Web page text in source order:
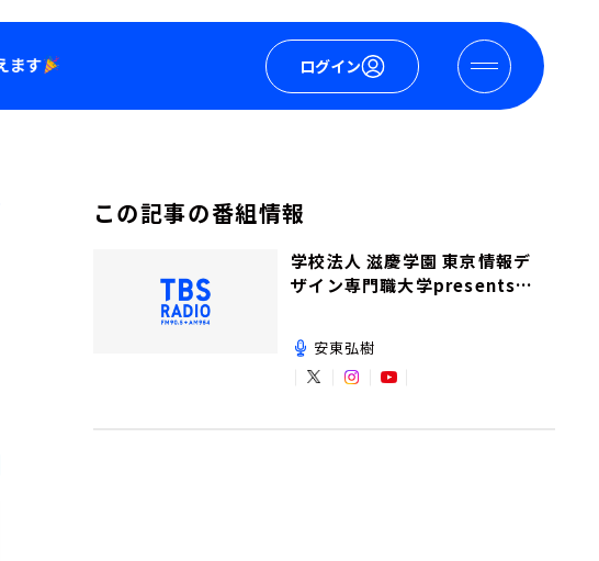
ログイン
この記事の番組情報
学校法人 滋慶学園 東京情報デ
ザイン専門職大学presents夢
安東弘樹